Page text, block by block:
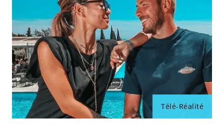
Télé-Réalité